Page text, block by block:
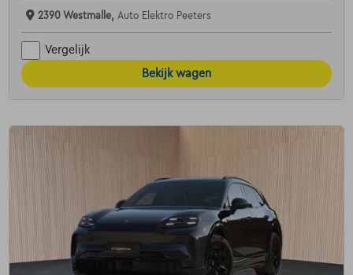
2390 Westmalle, Auto Elektro Peeters
Vergelijk
Bekijk wagen